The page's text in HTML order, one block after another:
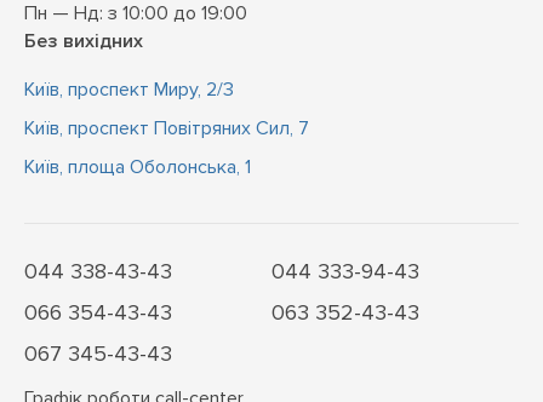
Пн — Нд: з 10:00 до 19:00
Без вихідних
Київ, проспект Миру, 2/3
Київ, проспект Повітряних Сил, 7
Київ, площа Оболонська, 1
044 338-43-43
044 333-94-43
066 354-43-43
063 352-43-43
067 345-43-43